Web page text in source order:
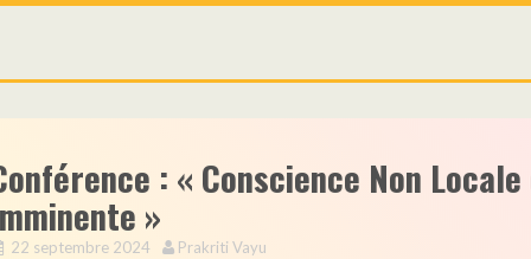
: « Conscience Non
»
22 septembre 2024 Prakriti Vayu